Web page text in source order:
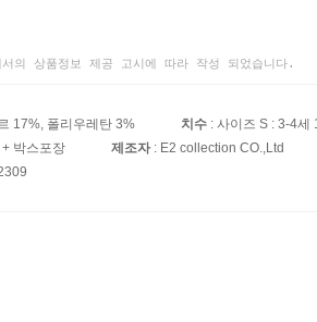
서의 상품정보 제공 고시에 따라 작성 되었습니다.
17%, 폴리우레탄 3% 치수 : 사이즈 S : 3-4
박스포장 제조자: E2 collection CO.,Ltd